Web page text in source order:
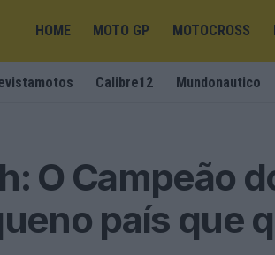
HOME MOTO GP MOTOCROSS
Calibre12 Mundonautico
O Campeão
país que